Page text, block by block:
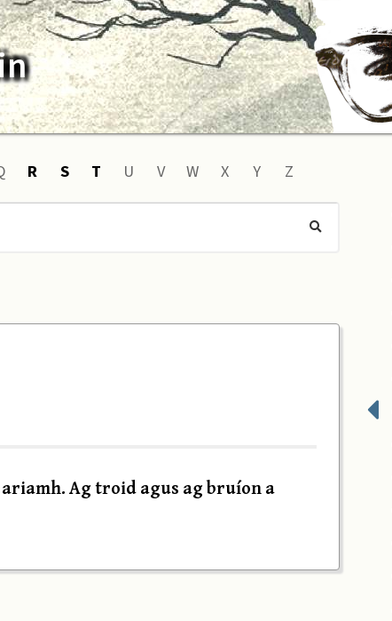
R S T U V W X Y Z
Ag troid agus ag bruíon a